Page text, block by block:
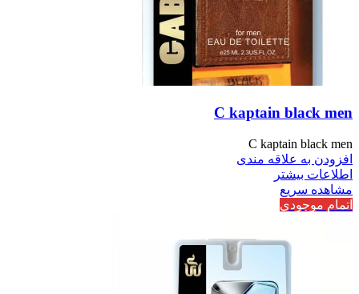
C kaptain black men
C kaptain black men
افزودن به علاقه مندی
اطلاعات بیشتر
مشاهده سریع
اتمام موجودی